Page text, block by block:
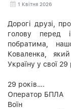
1 Квітня 2026
Дорогі друзі,
голову перед
побратима,
Коваленка,
Україну у свої 29
29 років….
Оператор БПЛА
Воїн